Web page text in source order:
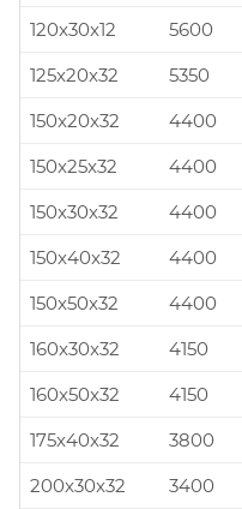
120x30x12
5600
125x20x32
5350
150x20x32
4400
150x25x32
4400
150x30x32
4400
150x40x32
4400
150x50x32
4400
160x30x32
4150
160x50x32
4150
175x40x32
3800
200x30x32
3400